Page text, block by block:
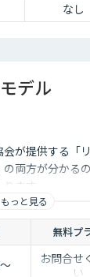
なし
デル
が提供する「
両方が分かる
ます。
もっと見る
無料プ
お問合せ
い